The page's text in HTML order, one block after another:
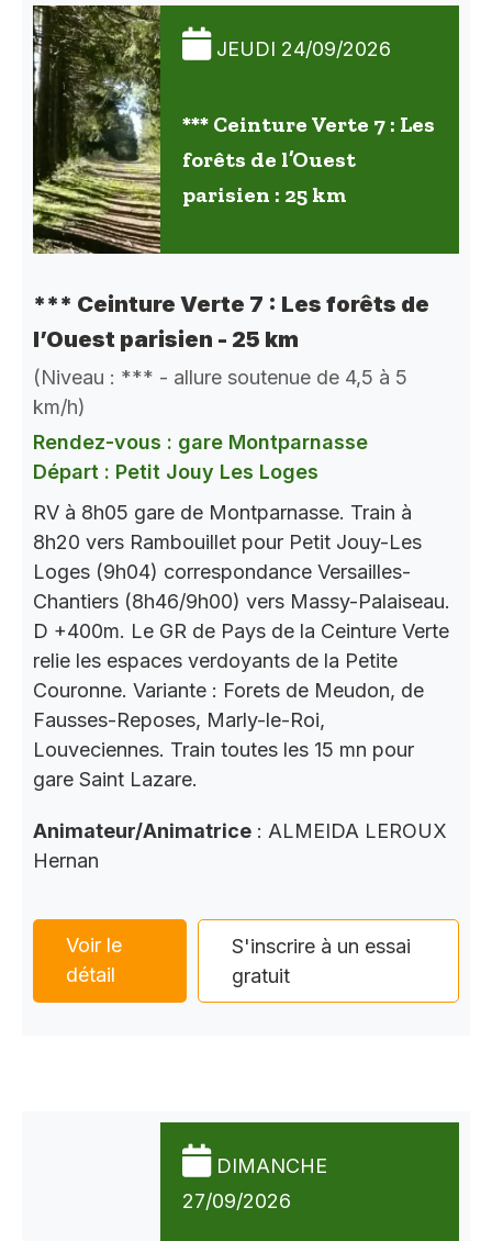
JEUDI 24/09/2026
*** Ceinture Verte 7 : Les
forêts de l’Ouest
parisien : 25 km
*** Ceinture Verte 7 : Les forêts de
l’Ouest parisien - 25 km
(Niveau : *** - allure soutenue de 4,5 à 5
km/h)
Rendez-vous : gare Montparnasse
Départ : Petit Jouy Les Loges
RV à 8h05 gare de Montparnasse. Train à
8h20 vers Rambouillet pour Petit Jouy-Les
Loges (9h04) correspondance Versailles-
Chantiers (8h46/9h00) vers Massy-Palaiseau.
D +400m. Le GR de Pays de la Ceinture Verte
relie les espaces verdoyants de la Petite
Couronne. Variante : Forets de Meudon, de
Fausses-Reposes, Marly-le-Roi,
Louveciennes. Train toutes les 15 mn pour
gare Saint Lazare.
Animateur/Animatrice : ALMEIDA LEROUX
Hernan
Voir le
détail
S'inscrire à un essai
gratuit
DIMANCHE
27/09/2026